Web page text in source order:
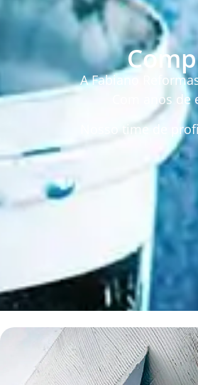
A Fabiano
Com anos
Nosso time de